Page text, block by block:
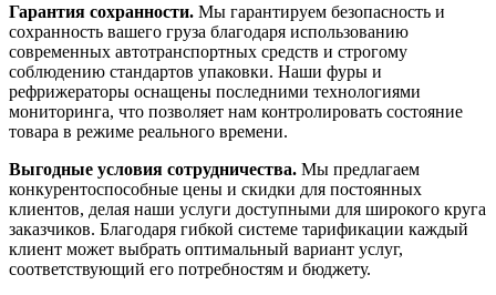
Гарантия сохранности. Мы гарантируем безопасность и
сохранность вашего груза благодаря использованию
современных автотранспортных средств и строгому
соблюдению стандартов упаковки. Наши фуры и
рефрижераторы оснащены последними технологиями
мониторинга, что позволяет нам контролировать состояние
товара в режиме реального времени.
Выгодные условия сотрудничества. Мы предлагаем
конкурентоспособные цены и скидки для постоянных
клиентов, делая наши услуги доступными для широкого круга
заказчиков. Благодаря гибкой системе тарификации каждый
клиент может выбрать оптимальный вариант услуг,
соответствующий его потребностям и бюджету.